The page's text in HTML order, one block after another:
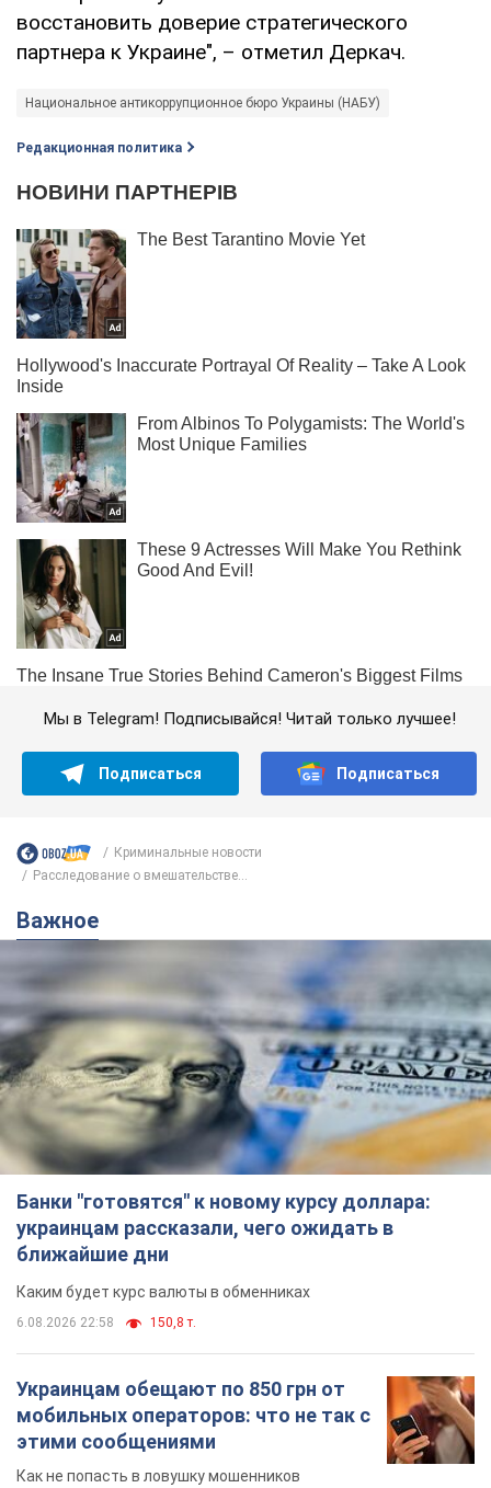
восстановить доверие стратегического
партнера к Украине", – отметил Деркач.
Национальное антикоррупционное бюро Украины (НАБУ)
Редакционная политика
Мы в Telegram! Подписывайся! Читай только лучшее!
Подписаться Подписаться
Криминальные новости
Расследование о вмешательстве...
Важное
Банки "готовятся" к новому курсу доллара:
украинцам рассказали, чего ожидать в
ближайшие дни
Каким будет курс валюты в обменниках
6.08.2026 22:58 150,8 т.
Украинцам обещают по 850 грн от
мобильных операторов: что не так с
этими сообщениями
Как не попасть в ловушку мошенников